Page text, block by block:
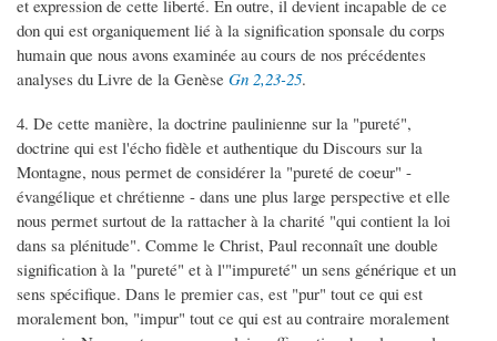
et expression de cette liberté. En outre, il devient incapable de ce
don qui est organiquement lié à la signification sponsale du corps
humain que nous avons examinée au cours de nos précédentes
analyses du Livre de la Genèse Gn 2,23-25.
4. De cette manière, la doctrine paulinienne sur la "pureté",
doctrine qui est l'écho fidèle et authentique du Discours sur la
Montagne, nous permet de considérer la "pureté de coeur" -
évangélique et chrétienne - dans une plus large perspective et elle
nous permet surtout de la rattacher à la charité "qui contient la loi
dans sa plénitude". Comme le Christ, Paul reconnaît une double
signification à la "pureté" et à l'"impureté" un sens générique et un
sens spécifique. Dans le premier cas, est "pur" tout ce qui est
moralement bon, "impur" tout ce qui est au contraire moralement